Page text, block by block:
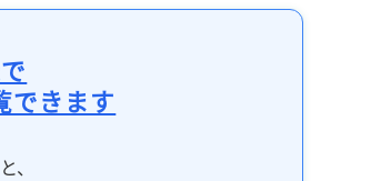
できます
、